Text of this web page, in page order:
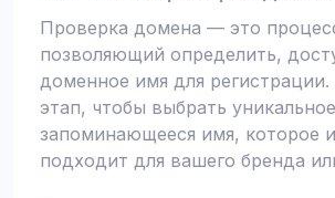
Проверка домена — это
позволяющий определить,
доменное имя для
этап, чтобы выбрать
запоминающееся имя, которое
подходит для вашего бренда